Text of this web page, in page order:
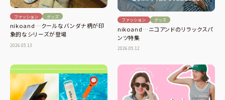
ファッション グッズ
nikoand…クールなバンダナ柄が印
象的なシリーズが登場
2026.05.13
ファッション グッズ
nikoand…ニコアンドのリラックスパ
ンツ特集
2026.05.12